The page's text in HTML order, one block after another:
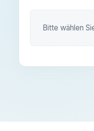
Bitte wählen